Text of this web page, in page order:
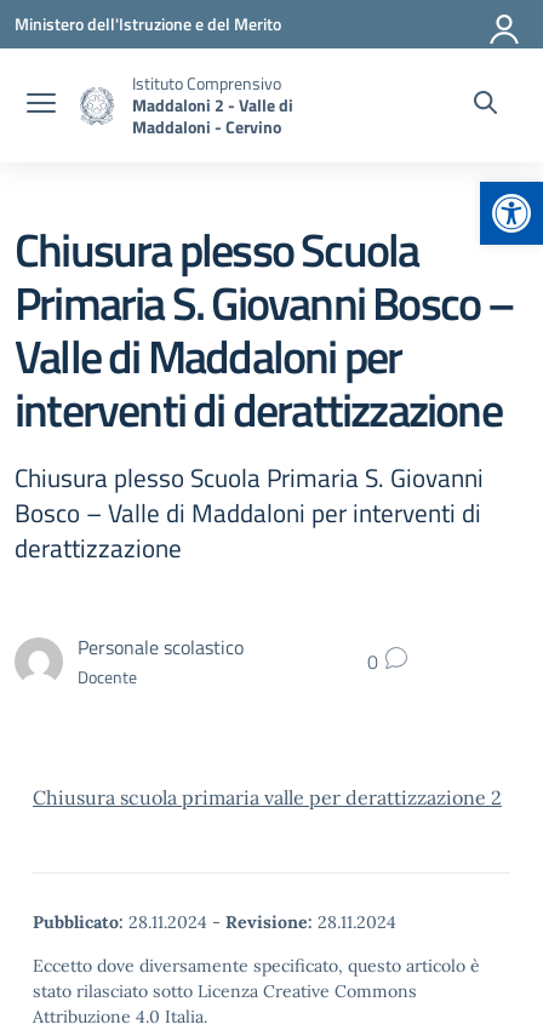
Vai ai contenuti
Vai al menu di navigazione
Vai al footer
Ministero dell'Istruzione e del Merito
Istituto Comprensivo
Maddaloni 2 - Valle di
Maddaloni - Cervino
Chiusura plesso Scuola
Primaria S. Giovanni Bosco –
Valle di Maddaloni per
interventi di derattizzazione
Chiusura plesso Scuola Primaria S. Giovanni
Bosco – Valle di Maddaloni per interventi di
derattizzazione
Personale scolastico
Docente 0
Chiusura scuola primaria valle per derattizzazione 2
Pubblicato: 28.11.2024 - Revisione: 28.11.2024
Eccetto dove diversamente specificato, questo articolo è
stato rilasciato sotto Licenza Creative Commons
Attribuzione 4.0 Italia.